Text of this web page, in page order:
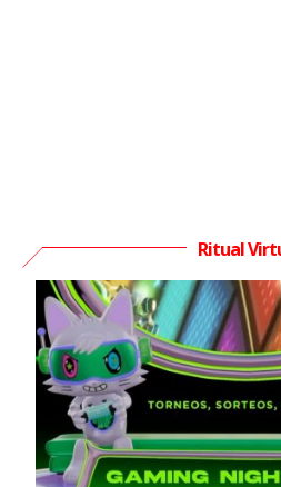
Ritual